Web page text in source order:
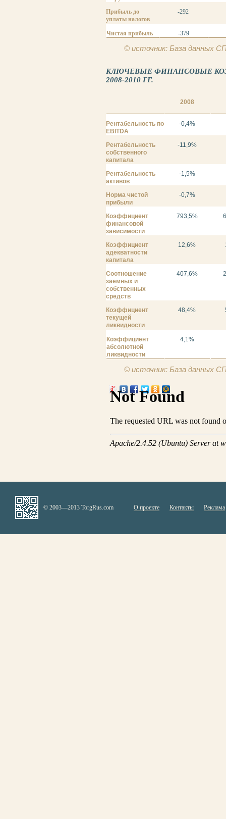
Прибыль до
уплаты налогов
-292
Чистая прибыль -379
© источник: База данных
КЛЮЧЕВЫЕ ФИНАНСОВЫЕ
2008-2010 ГГ.
2008
Рентабельность по
EBITDA
-0,4%
Рентабельность
собственного
капитала
-11,9%
Рентабельность
активов
-1,5%
Норма чистой
прибыли
-0,7%
Коэффициент
финансовой
зависимости
793,5%
Коэффициент
адекватности
капитала
12,6%
Соотношение
заемных и
собственных
средств
407,6%
Коэффициент
текущей
ликвидности
48,4%
Коэффициент
абсолютной
ликвидности
4,1%
© источник: База данных
© 2003—2013 TorgRus.com О проекте Контакты Реклама